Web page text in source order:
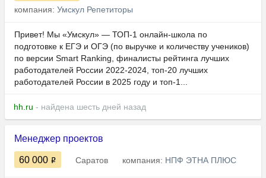
компания: Умскул Репетиторы
Привет! Мы «Умскул» — ТОП-1 онлайн-школа по
подготовке к ЕГЭ и ОГЭ (по выручке и количеству учеников)
по версии Smart Ranking, финалисты рейтинга лучших
работодателей России 2022-2024, топ-20 лучших
работодателей России в 2025 году и топ-1...
hh.ru - найдена шесть дней назад
Менеджер проектов
60 000 Саратов компания: НПФ ЭТНА ПЛЮС